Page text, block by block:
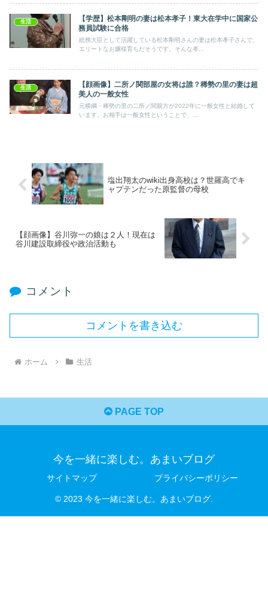
生活
【学歴】松本剛明の妻は松本孝子！東大在学中に国家公
務員試験に合格
総務大臣として活躍している松本剛明さんの妻は松本孝子さんで、
エリートなお嬢様育ちだそうです。そんな孝...
生活
【顔画像】二所ノ関部屋の女将は誰？稀勢の里の妻は超
美人の一般女性
元横綱・稀勢の里の二所ノ関親方が2022年に一般女性と結婚して
います。お相手は一般女性ということで、...
塩出翔太のwiki出身高校は？世羅高でキ
ャプテンだった原監督の母校
【顔画像】谷川弥一の娘は２人！現在は
谷川建設取締役や政治活動も
コメント
コメントを書き込む
ホーム 生活
PAGE TOP
今を一緒に楽しむ。あまいブログ
サイトマップ プライバシーポリシー
© 2023 今を一緒に楽しむ。あまいブログ.